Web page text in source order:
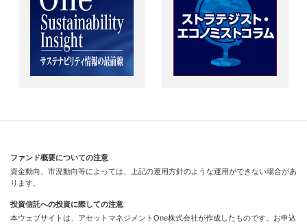
ファンド概要についての注意
資金動向、市況動向等によっては、上記の運用方針のような運用ができない場合があ
ります。
投資信託への投資に際しての注意
本ウェブサイトは、アセットマネジメントOne株式会社が作成したものです。お申込